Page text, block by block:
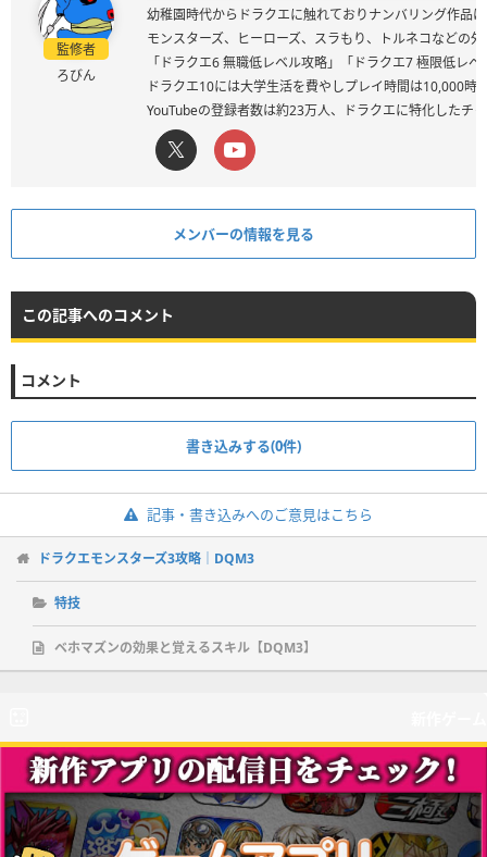
監修者
ろびん
幼稚園時代からドラクエに触れておりナンバリング作品
モンスターズ、ヒーローズ、スラもり、トルネコなどの
「ドラクエ6 無職低レベル攻略」「ドラクエ7 極限低レ
ドラクエ10には大学生活を費やしプレイ時間は10,000
YouTubeの登録者数は約23万人、ドラクエに特化したチ
メンバーの情報を見る
この記事へのコメント
コメント
書き込みする(0件)
記事・書き込みへのご意見はこちら
ドラクエモンスターズ3攻略｜DQM3
特技
ベホマズンの効果と覚えるスキル【DQM3】